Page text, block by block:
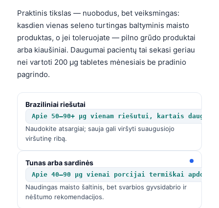
Praktinis tikslas — nuobodus, bet veiksmingas:
kasdien vienas seleno turtingas baltyminis maisto
produktas, o jei toleruojate — pilno grūdo produktai
arba kiaušiniai. Daugumai pacientų tai sekasi geriau
nei vartoti 200 µg tabletes mėnesiais be pradinio
pagrindo.
Braziliniai riešutai
Apie 50–90+ µg vienam riešutui, kartais daug
Naudokite atsargiai; sauja gali viršyti suaugusiojo
viršutinę ribą.
Tunas arba sardinės
Apie 40–90 µg vienai porcijai termiškai apdorotų
Naudingas maisto šaltinis, bet svarbios gyvsidabrio ir
nėštumo rekomendacijos.